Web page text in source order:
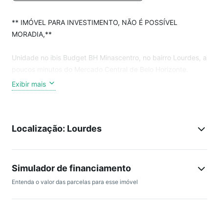
** IMÓVEL PARA INVESTIMENTO, NÃO É POSSÍVEL
MORADIA,**
Unidade no ibis Budget BH Minascentro, no bairro Lourdes, a
Apartamento funcional para até 3 pessoas, com ar-
demanda, localização central e ótimo potencial de
rentabilidade.
Sujeito à confirmação de disponibilidade e valores, sem
aviso prévio.
Exibir mais
Localização: Lourdes
Simulador de financiamento
Entenda o valor das parcelas para esse imóvel